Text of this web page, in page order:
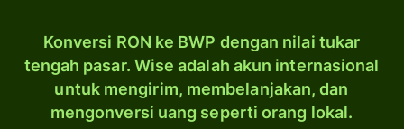
Konversi RON ke BWP dengan nilai tukar
tengah pasar. Wise adalah akun internasional
untuk mengirim, membelanjakan, dan
mengonversi uang seperti orang lokal.